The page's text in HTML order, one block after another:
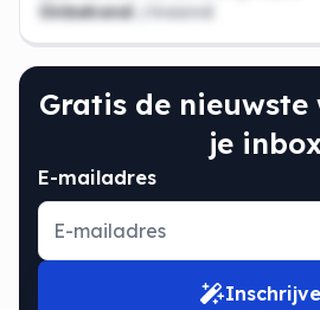
Onbekend
/maand
Gratis de nieuwste
je
E-mailadres